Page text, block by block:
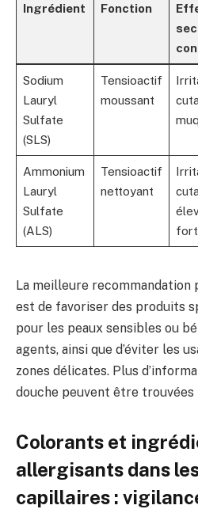
Ingrédient Fonction
Sodium
Lauryl
Sulfate
(SLS)
Tensioactif
moussant
Ammonium
Lauryl
Sulfate
(ALS)
Tensioactif
nettoyant
La meilleure
est de favoriser des produits
pour les peaux sensibles ou
agents, ainsi que d’éviter les
zones délicates. Plus
douche peuvent être trouvées
Colorants et
allergisants dans
capillaires :